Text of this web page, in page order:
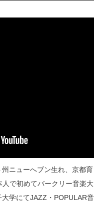
ニューへブン生れ、京都育
で初めてバークリー音楽大
学にてJAZZ・POPULAR音